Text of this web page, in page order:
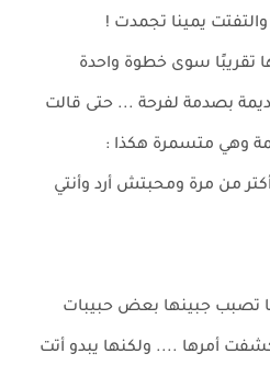
يمينا تجمدت !
تقريبًا سوى خطوة واحدة
بصدمة لفرحة ... حتى قالت
وهي متسمرة هكذا :
من مرة ومحبتش أرد وأنتي
تصبب جبينها بعض حبيبات
أمرها .... ولكنها يبدو أتت